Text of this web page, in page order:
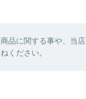
商品に関する事や、当
ねください。